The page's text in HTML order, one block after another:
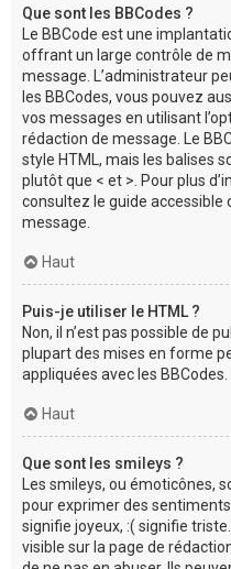
Que sont les BBCodes ?
Le BBCode est une
offrant un large contrôle de
message. L’administrateur
les BBCodes, vous pouvez
vos messages en utilisant
rédaction de message. Le
style HTML, mais les balises
plutôt que < et >. Pour plus
consultez le guide accessible
message.
Haut
Puis-je utiliser le HTML ?
Non, il n’est pas possible de
plupart des mises en forme
appliquées avec les BBCodes.
Haut
Que sont les smileys ?
Les smileys, ou émoticônes,
pour exprimer des
signifie joyeux, :( signifie
visible sur la page de